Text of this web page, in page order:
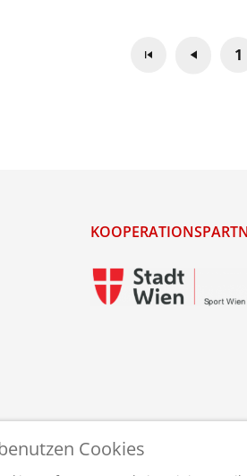
1
Verband. Gestaltet und betreut
Cookies